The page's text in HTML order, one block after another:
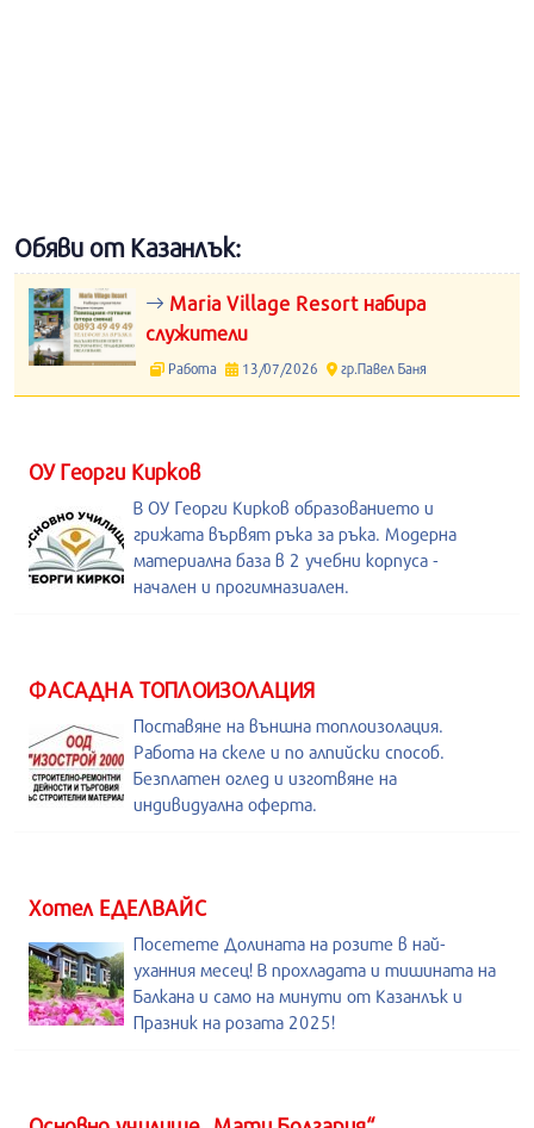
Обяви от Казанлък:
Maria Village Resort набира
служители
Работа 13/07/2026 гр.Павел Баня
ОУ Георги Кирков
В ОУ Георги Кирков образованието и
грижата вървят ръка за ръка. Модерна
материална база в 2 учебни корпуса -
начален и прогимназиален.
ФАСАДНА ТОПЛОИЗОЛАЦИЯ
Поставяне на външна топлоизолация.
Работа на скеле и по алпийски способ.
Безплатен оглед и изготвяне на
индивидуална оферта.
Хотел ЕДЕЛВАЙС
Посетете Долината на розите в най-
уханния месец! В прохладата и тишината на
Балкана и само на минути от Казанлък и
Празник на розата 2025!